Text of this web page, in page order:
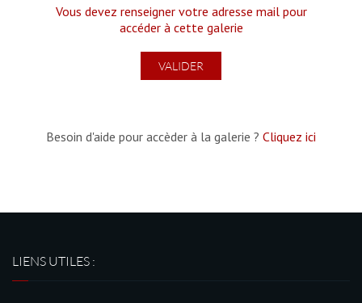
Vous devez renseigner votre adresse mail pour
accéder à cette galerie
Besoin d'aide pour accèder à la galerie ? Cliquez ici
LIENS UTILES :